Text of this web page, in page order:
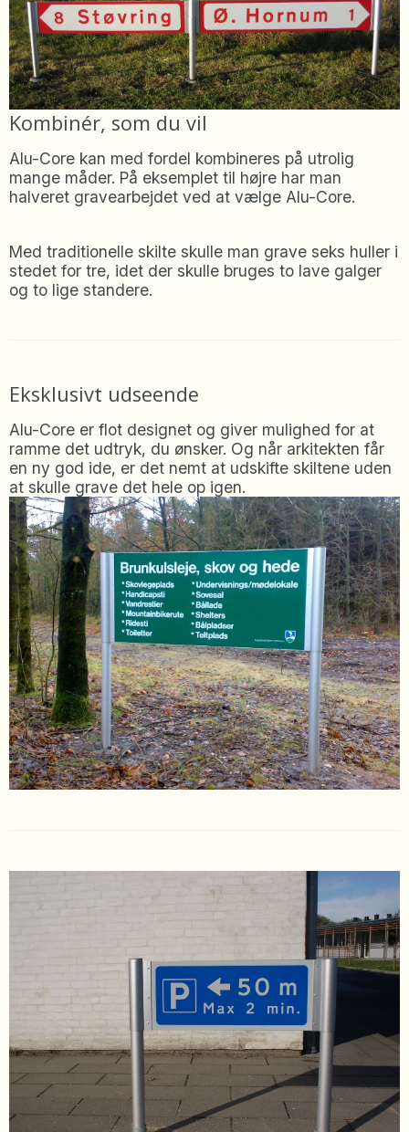
Kombinér, som du vil
Alu-Core kan med fordel kombineres på utrolig
mange måder. På eksemplet til højre har man
halveret gravearbejdet ved at vælge Alu-Core.
Med traditionelle skilte skulle man grave seks huller i
stedet for tre, idet der skulle bruges to lave galger
og to lige standere.
Eksklusivt udseende
Alu-Core er flot designet og giver mulighed for at
ramme det udtryk, du ønsker. Og når arkitekten får
en ny god ide, er det nemt at udskifte skiltene uden
at skulle grave det hele op igen.